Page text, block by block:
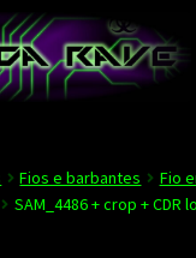
Fios e barbantes
Fio
SAM_4486 + crop + CDR